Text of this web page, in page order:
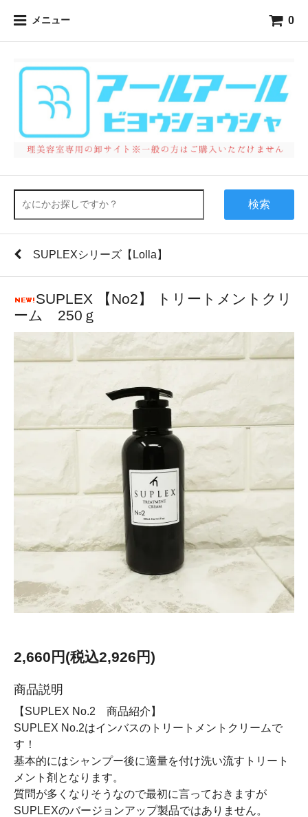
メニュー 0
検索
SUPLEXシリーズ【Lolla】
SUPLEX 【No2】 トリートメントクリ
ーム 250ｇ
2,660円(税込2,926円)
商品説明
【SUPLEX No.2 商品紹介】
SUPLEX No.2はインバスのトリートメントクリームで
す！
基本的にはシャンプー後に適量を付け洗い流すトリート
メント剤となります。
質問が多くなりそうなので最初に言っておきますが
SUPLEXのバージョンアップ製品ではありません。